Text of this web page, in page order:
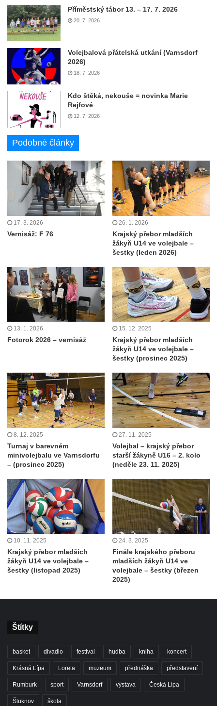
Příměstský tábor 13. – 17. 7. 2026
20. 7. 2026
Volejbalová přátelská utkání (Varnsdorf
2026)
18. 7. 2026
Kdo štěká, nekouše = novinka Marie
Rejfové
12. 7. 2026
Podobné články
17. 3. 2026
Vernisáž: F 76
26. 1. 2026
Krajský přebor mladších
žákyň U14 ve volejbale –
šestky (leden 2026)
13. 1. 2026
Fotorok 2026 – vernisáž
15. 12. 2025
Krajský přebor mladších
žákyň U14 ve volejbale –
šestky (prosinec 2025)
8. 12. 2025
Turnaj v barevném
minivolejbalu ve Varnsdorfu
– (prosinec 2025)
27. 11. 2025
Volejbal – krajský přebor
starší žákyně U16 – 2. kolo
(neděle 23. 11. 2025)
10. 11. 2025
Krajský přebor mladších
žákyň U14 ve volejbale –
šestky (listopad 2025)
24. 3. 2025
Finále krajského přeboru
mladších žákyň U14 ve
volejbale – šestky (březen
2025)
Štítky
basket divadlo festival hudba kniha koncert
Krásná Lípa Loreta muzeum přednáška představení
Rumburk sport Varnsdorf výstava Česká Lípa
Šluknov škola